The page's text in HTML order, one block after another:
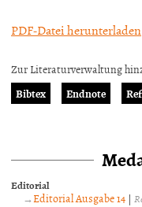
PDF-Datei herunterladen
Zur Literaturverwaltung
Bibtex
Endnote
Editorial
Editorial Ausgabe 14 |